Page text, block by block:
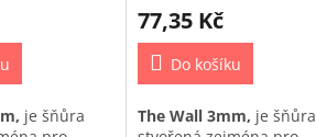
je šňůra
77,35 Kč
Do košíku
The Wall 3mm, je šňůra